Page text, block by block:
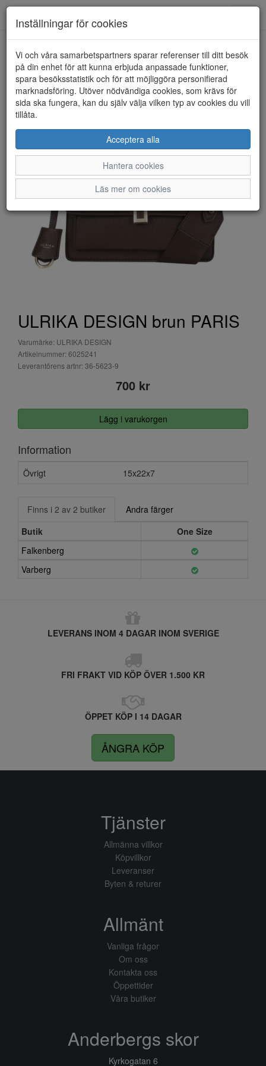
HEM ULRIKA DESIGN
ULRIKA DESIGN brun PARIS
Varumärke: ULRIKA DESIGN
Artikelnummer: 6025241
Leverantörens artnr: 36-5623-9
700 kr
Lägg i varukorgen
Information
Övrigt 15x22x7
Finns i 2 av 2 butiker
Andra färger
Butik
One Size
Falkenberg
Varberg
LEVERANS INOM 4 DAGAR INOM SVERIGE
FRI FRAKT VID KÖP ÖVER 1.500 KR
ÖPPET KÖP I 14 DAGAR
ÅNGRA KÖP
Inställningar för cookies
Vi och våra samarbetspartners sparar referenser till ditt besök
på din enhet för att kunna erbjuda anpassade funktioner,
spara besöksstatistik och för att möjliggöra personifierad
marknadsföring. Utöver nödvändiga cookies, som krävs för
sida ska fungera, kan du själv välja vilken typ av cookies du vill
tillåta.
Acceptera alla
Hantera cookies
Läs mer om cookies
Tjänster
Allmänna villkor
Köpvillkor
Leveranser
Byten & returer
Allmänt
Vanliga frågor
Om oss
Kontakta oss
Öppettider
Våra butiker
Anderbergs skor
Kyrkogatan 6